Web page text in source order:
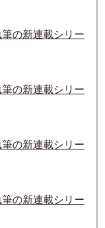
の新連載シリー
の新連載シリー
の新連載シリー
の新連載シリー